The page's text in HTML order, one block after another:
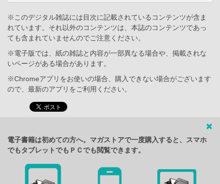
※このデジタル雑誌には目次に記載されているコンテンツが含ま
れています。それ以外のコンテンツは、本誌のコンテンツであっ
ても含まれていませんのでご注意ください。
※電子版では、紙の雑誌と内容が一部異なる場合や、掲載されな
いページがある場合があります。
※Chromeアプリをお使いの場合、購入できない場合がございます
ので、最新のアプリをご利用ください。
電子書籍は初めての方へ。マガストアで一度購入すると、スマホ
でもタブレットでもＰＣでも閲覧できます。